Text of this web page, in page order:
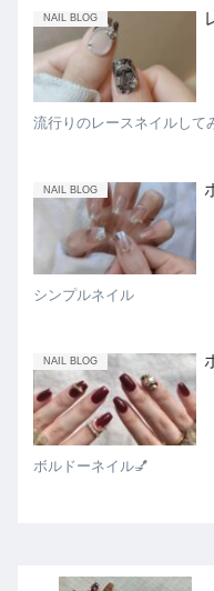
NAIL BLOG
流行りのレースネイルして
NAIL BLOG
シンプルネイル
NAIL BLOG
ボルドーネイル💅